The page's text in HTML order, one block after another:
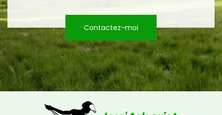
Contactez-moi